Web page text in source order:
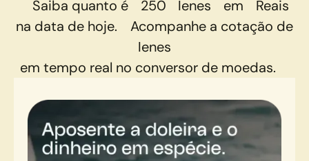
Saiba quanto é 250 Ienes em
Reais
na data de hoje.
Acompanhe a cotação de
Ienes
em tempo real no conversor de moedas.